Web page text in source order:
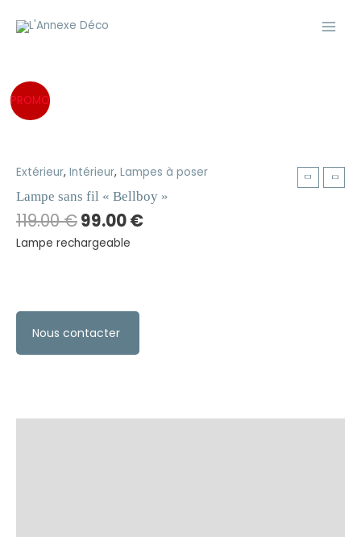
PROMO
Extérieur, Intérieur, Lampes à poser
Lampe sans fil « Bellboy »
119.00€
Original
price
was:
119.00 €.
99.00€
Current
price
is:
Lampe rechargeable
Nous contacter